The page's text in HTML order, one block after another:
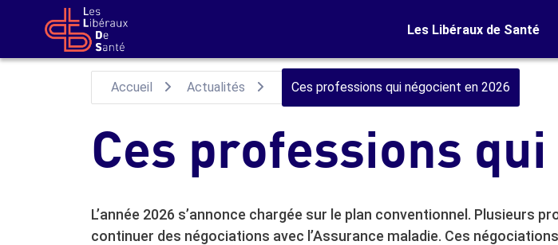
Aller au contenu principal
Les Libéraux de Santé
Accueil Actualités Ces professions qui négocient en 2026
Ces professions
L’année 2026 s’annonce chargée sur le plan conventionnel.
continuer des négociations avec l’Assurance maladie. Ces